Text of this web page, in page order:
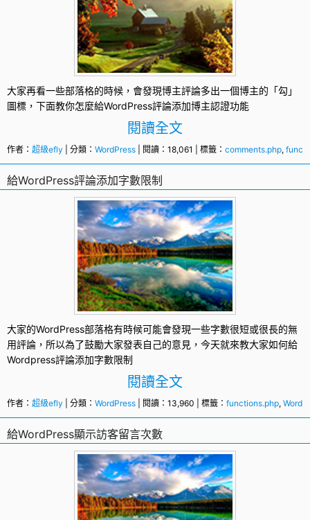
大家再看一些部落格的時候，會發現博主評論多出一個博主的「勾」
圖標，下面教你怎麼給WordPress評論添加博主認證功能
閱讀全文
作者： 超級efly | 分類： WordPress | 閱讀：18,061 | 標籤： comments.php,
給WordPress評論添加字數限制
大家的WordPress部落格有時候可能會發現一些字數很短或很長的無
用評論，所以為了鼓勵大家發表自己的意見，今天就來教大家如何給
Wordpress評論添加字數限制
閱讀全文
作者： 超級efly | 分類： WordPress | 閱讀：13,960 | 標籤： functions.php,
給WordPress顯示訪客留言次數